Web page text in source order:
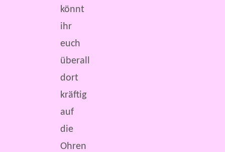
könnt
ihr
euch
überall
dort
kräftig
auf
die
Ohren